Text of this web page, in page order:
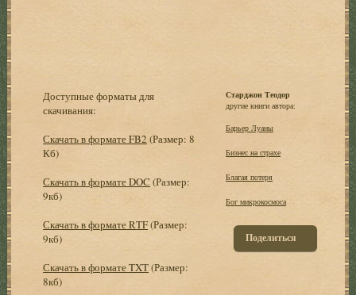
Доступные форматы для
скачивания:
Скачать в формате FB2 (Размер: 8
Кб)
Скачать в формате DOC (Размер:
9кб)
Скачать в формате RTF(Размер:
9кб)
Скачать в формате TXT(Размер:
8кб)
Старджон Теодор
другие книги автора:
Барьер Луаны
Бизнес на страхе
Благая потеря
Бог микрокосмоса
Поделиться